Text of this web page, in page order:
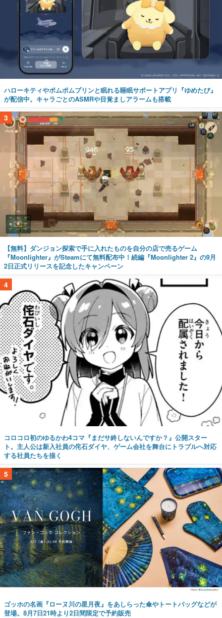
ハローキティやポムポムプリンと眠れる睡眠サポートアプリ『ゆめたび』
が配信中。キャラごとのASMRや目覚ましアラームも搭載
3
【無料】ダンジョン探索で手に入れたものを自分の店で売るゲーム
『Moonlighter』がSteamにて無料配布中！続編『Moonlighter 2』の9月
2日正式リリースを記念したキャンペーン
4
コロコロ初のゆるかわ4コマ『まだサ終しないんですか？』公開スター
ト。主人公は新入社員の侘石ダイヤ、ゲーム会社を舞台にトラブルへ対応
する社員たちを描く
5
ゴッホの名画『ローヌ川の星月夜』をあしらった傘やトートバッグなどが
登場。8月7日21時より2日間限定で予約販売